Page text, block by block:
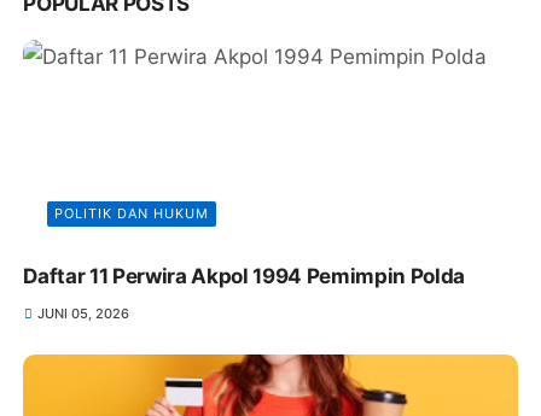
POLITIK DAN HUKUM
Daftar 11 Perwira Akpol 1994 Pemimpin Polda
JUNI 05, 2026